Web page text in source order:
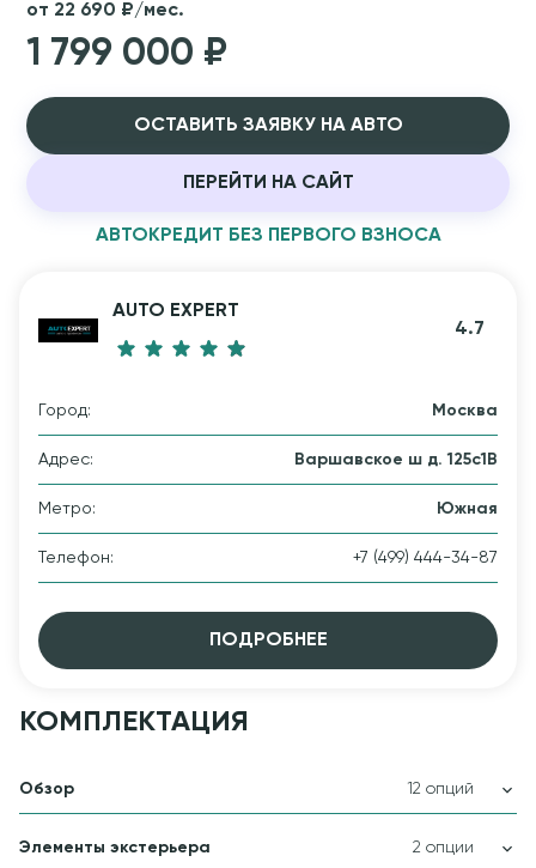
1 799 000 ₽
от 22 690 ₽/мес.
ОСТАВИТЬ ЗАЯВКУ НА АВТО
ПЕРЕЙТИ НА САЙТ
АВТОКРЕДИТ БЕЗ ПЕРВОГО ВЗНОСА
AUTO EXPERT
4.7
Город: Москва
Адрес: Варшавское ш д. 125с1В
Метро: Южная
Телефон: +7 (499) 444-34-87
ПОДРОБНЕЕ
КОМПЛЕКТАЦИЯ
Обзор 12 опций
Элементы экстерьера 2 опции